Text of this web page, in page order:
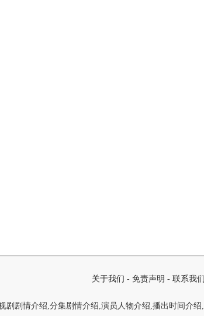
关于我们 - 免责声明 - 联系我们
剧剧情介绍,分集剧情介绍,演员人物介绍,播出时间介